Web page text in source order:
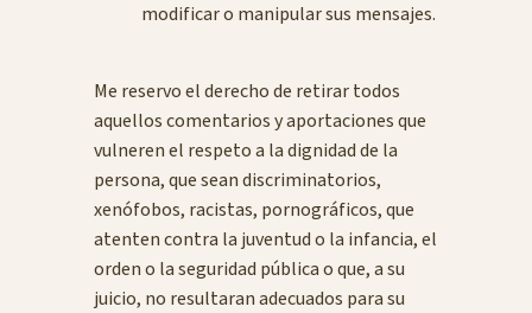
modificar o manipular sus mensajes.
Me reservo el derecho de retirar todos
aquellos comentarios y aportaciones que
vulneren el respeto a la dignidad de la
persona, que sean discriminatorios,
xenófobos, racistas, pornográficos, que
atenten contra la juventud o la infancia, el
orden o la seguridad pública o que, a su
juicio, no resultaran adecuados para su